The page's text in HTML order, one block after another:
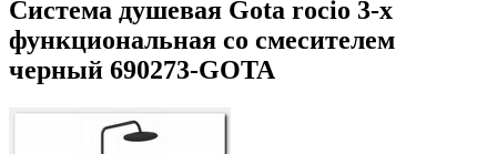
Система душевая Gota rocio 3-х
функциональная со смесителем
черный 690273-GOTA